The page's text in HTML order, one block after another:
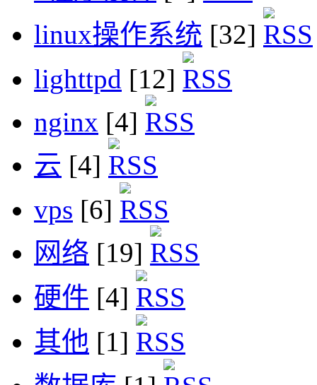
linux操作系统 [32]
lighttpd [12]
nginx [4]
云 [4]
vps [6]
网络 [19]
硬件 [4]
其他 [1]